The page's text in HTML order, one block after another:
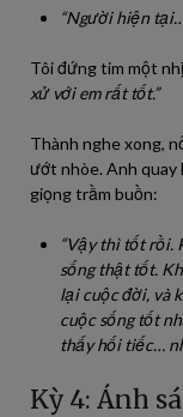
“Người hiện
Tôi đứng tim một
xử với em rất tốt.”
Thành nghe xong,
ướt nhòe. Anh quay
giọng trầm buồn:
“Vậy thì tốt rồi.
sống thật tốt.
lại cuộc đời, và
cuộc sống tốt
thấy hối tiếc…
Kỳ 4: Ánh